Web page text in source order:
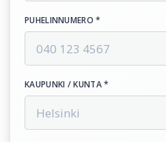
PUHELINNUMERO *
KAUPUNKI / KUNTA *